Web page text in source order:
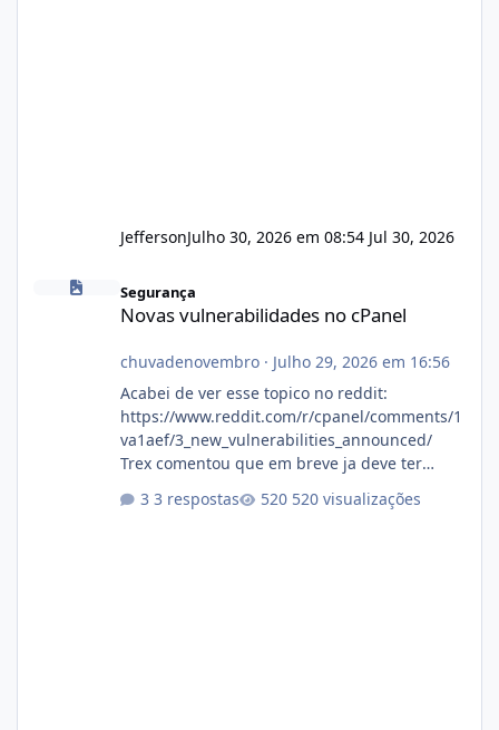
JeffersonJulho 30, 2026 em 08:54 Jul 30, 2026
Novas vulnerabilidades no cPanel
Segurança
Novas vulnerabilidades no cPanel
chuvadenovembro· Julho 29, 2026 em 16:56
Acabei de ver esse topico no reddit:
https://www.reddit.com/r/cpanel/comments/1
va1aef/3_new_vulnerabilities_announced/
Trex comentou que em breve ja deve ter
3 respostas 520 visualizações